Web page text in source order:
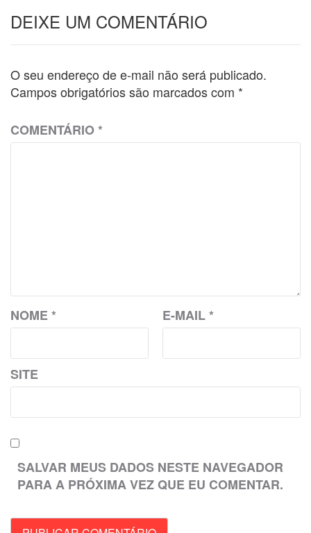
DEIXE UM COMENTÁRIO
O seu endereço de e-mail não será publicado.
Campos obrigatórios são marcados com *
COMENTÁRIO*
NOME* E-MAIL*
SITE
SALVAR MEUS DADOS NESTE NAVEGADOR
PARA A PRÓXIMA VEZ QUE EU COMENTAR.